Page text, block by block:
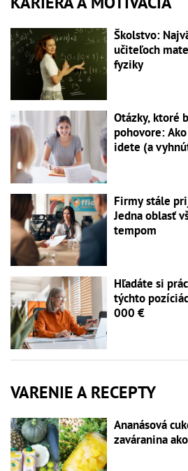
Školstvo:
učiteľoch
fyziky
Otázky, ktoré
pohovore:
idete (a
Firmy stále
Jedna oblasť
tempom
Hľadáte si
týchto
000 €
VARENIE A RECEPTY
Ananásová
zaváranina